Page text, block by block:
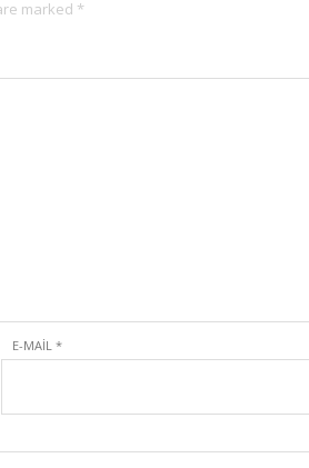
marked *
E-MAIL *